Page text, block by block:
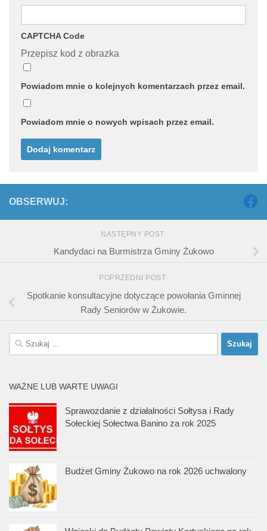
CAPTCHA Code
Przepisz kod z obrazka
Powiadom mnie o kolejnych komentarzach przez email.
Powiadom mnie o nowych wpisach przez email.
OBSERWUJ:
NASTĘPNY POST
Kandydaci na Burmistrza Gminy Żukowo
POPRZEDNI POST
Spotkanie konsultacyjne dotyczące powołania Gminnej
Rady Seniorów w Żukowie.
Szukaj:
WAŻNE LUB WARTE UWAGI
Sprawozdanie z działalności Sołtysa i Rady
Sołeckiej Sołectwa Banino za rok 2025
Budżet Gminy Żukowo na rok 2026 uchwalony